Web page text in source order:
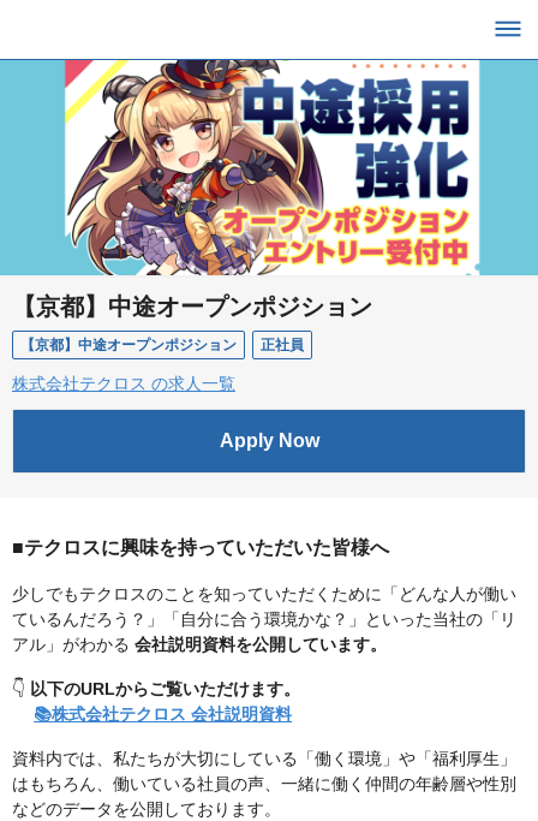
【京都】中途オープンポジション
【京都】中途オープンポジション 正社員
株式会社テクロス の求人一覧
Apply Now
■テクロスに興味を持っていただいた皆様へ
少しでもテクロスのことを知っていただくために「どんな人が働い
ているんだろう？」「自分に合う環境かな？」といった当社の「リ
アル」がわかる 会社説明資料を公開しています。
👇 以下のURLからご覧いただけます。
📚株式会社テクロス 会社説明資料
資料内では、私たちが大切にしている「働く環境」や「福利厚生」
はもちろん、働いている社員の声、一緒に働く仲間の年齢層や性別
などのデータを公開しております。